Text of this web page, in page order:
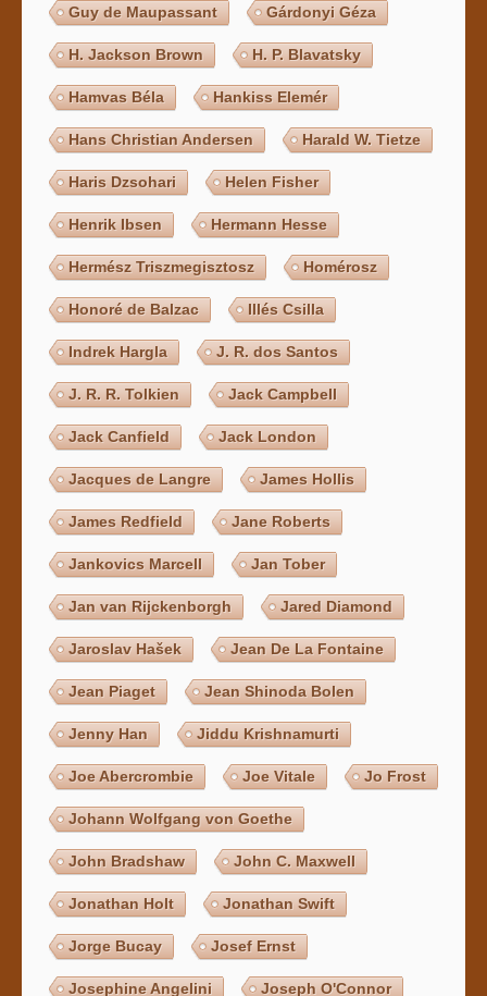
Guy de Maupassant Gárdonyi Géza
H. Jackson Brown H. P. Blavatsky
Hamvas Béla Hankiss Elemér
Hans Christian Andersen Harald W. Tietze
Haris Dzsohari Helen Fisher
Henrik Ibsen Hermann Hesse
Hermész Triszmegisztosz Homérosz
Honoré de Balzac Illés Csilla
Indrek Hargla J. R. dos Santos
J. R. R. Tolkien Jack Campbell
Jack Canfield Jack London
Jacques de Langre James Hollis
James Redfield Jane Roberts
Jankovics Marcell Jan Tober
Jan van Rijckenborgh Jared Diamond
Jaroslav Hašek Jean De La Fontaine
Jean Piaget Jean Shinoda Bolen
Jenny Han Jiddu Krishnamurti
Joe Abercrombie Joe Vitale Jo Frost
Johann Wolfgang von Goethe
John Bradshaw John C. Maxwell
Jonathan Holt Jonathan Swift
Jorge Bucay Josef Ernst
Josephine Angelini Joseph O'Connor